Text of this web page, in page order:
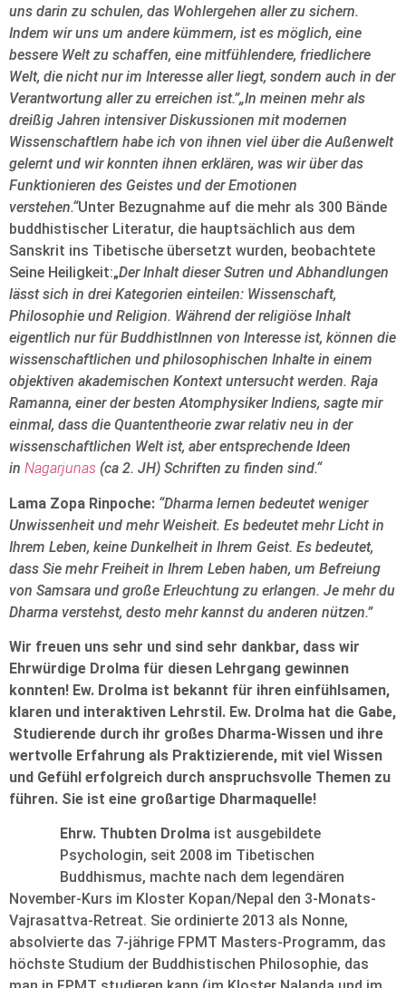
uns darin zu schulen, das Wohlergehen aller zu sichern.
Indem wir uns um andere kümmern, ist es möglich, eine
bessere Welt zu schaffen, eine mitfühlendere, friedlichere
Welt, die nicht nur im Interesse aller liegt, sondern auch in der
Verantwortung aller zu erreichen ist.”„In meinen mehr als
dreißig Jahren intensiver Diskussionen mit modernen
Wissenschaftlern habe ich von ihnen viel über die Außenwelt
gelernt und wir konnten ihnen erklären, was wir über das
Funktionieren des Geistes und der Emotionen
verstehen.“Unter Bezugnahme auf die mehr als 300 Bände
buddhistischer Literatur, die hauptsächlich aus dem
Sanskrit ins Tibetische übersetzt wurden, beobachtete
Seine Heiligkeit:„Der Inhalt dieser Sutren und Abhandlungen
lässt sich in drei Kategorien einteilen: Wissenschaft,
Philosophie und Religion. Während der religiöse Inhalt
eigentlich nur für BuddhistInnen von Interesse ist, können die
wissenschaftlichen und philosophischen Inhalte in einem
objektiven akademischen Kontext untersucht werden. Raja
Ramanna, einer der besten Atomphysiker Indiens, sagte mir
einmal, dass die Quantentheorie zwar relativ neu in der
wissenschaftlichen Welt ist, aber entsprechende Ideen
in Nagarjunas (ca 2. JH) Schriften zu finden sind.“
Lama Zopa Rinpoche: “Dharma lernen bedeutet weniger
Unwissenheit und mehr Weisheit. Es bedeutet mehr Licht in
Ihrem Leben, keine Dunkelheit in Ihrem Geist. Es bedeutet,
dass Sie mehr Freiheit in Ihrem Leben haben, um Befreiung
von Samsara und große Erleuchtung zu erlangen. Je mehr du
Dharma verstehst, desto mehr kannst du anderen nützen.”
Wir freuen uns sehr und sind sehr dankbar, dass wir
Ehrwürdige Drolma für diesen Lehrgang gewinnen
konnten! Ew. Drolma ist bekannt für ihren einfühlsamen,
klaren und interaktiven Lehrstil. Ew. Drolma hat die Gabe,
Studierende durch ihr großes Dharma-Wissen und ihre
wertvolle Erfahrung als Praktizierende, mit viel Wissen
und Gefühl erfolgreich durch anspruchsvolle Themen zu
führen. Sie ist eine großartige Dharmaquelle!
Ehrw. Thubten Drolma ist ausgebildete
Psychologin, seit 2008 im Tibetischen
Buddhismus, machte nach dem legendären
November-Kurs im Kloster Kopan/Nepal den 3-Monats-
Vajrasattva-Retreat. Sie ordinierte 2013 als Nonne,
absolvierte das 7-jährige FPMT Masters-Programm, das
höchste Studium der Buddhistischen Philosophie, das